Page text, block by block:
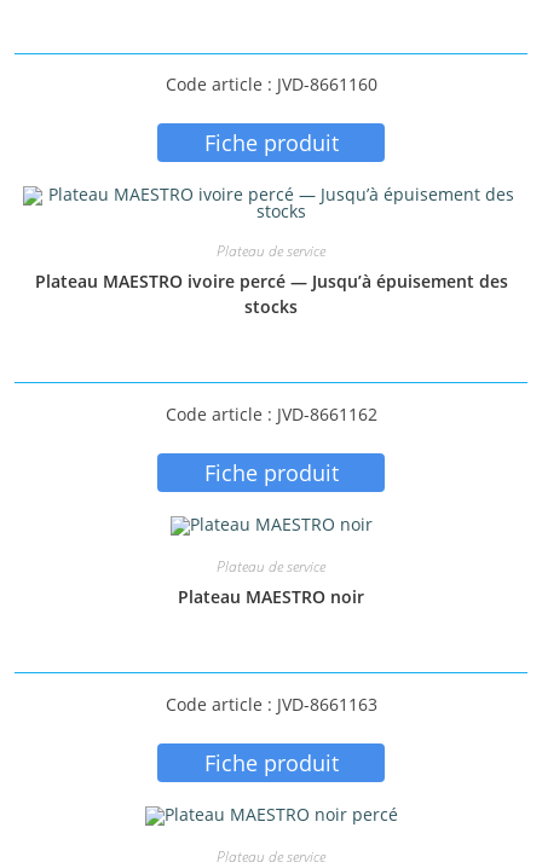
Code article : JVD-8661160
Fiche produit
Plateau de service
Plateau MAESTRO ivoire percé — Jusqu’à épuisement des
stocks
Code article : JVD-8661162
Fiche produit
Plateau de service
Plateau MAESTRO noir
Code article : JVD-8661163
Fiche produit
Plateau de service